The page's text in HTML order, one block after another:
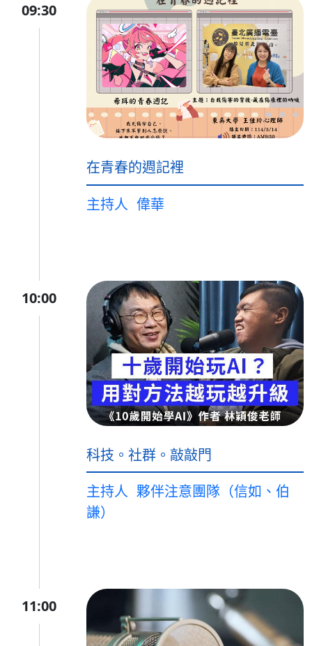
09:30
在青春的週記裡
主持人 偉華
10:00
科技。社群。敲敲門
主持人 夥伴注意團隊（信如、伯
謙）
11:00